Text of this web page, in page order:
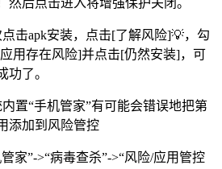
然后点击进入将增强保护关闭。
击apk安装，点击[了解风险]💡，勾
用存在风险]并点击[仍然安装]，可
功了。
置“手机管家”有可能会错误地把第
添加到风险管控
家”->“病毒查杀”->“风险/应用管控